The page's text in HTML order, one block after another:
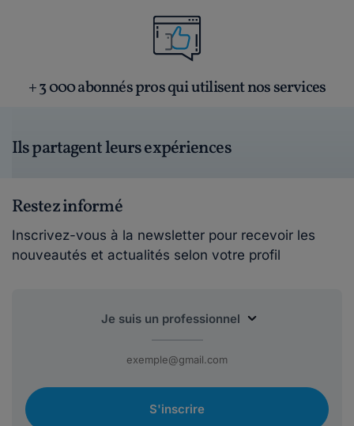
+ 3 000 abonnés pros qui utilisent nos services
Ils partagent leurs expériences
Restez informé
Inscrivez-vous à la newsletter pour recevoir les
nouveautés et actualités selon votre profil
S'inscrire